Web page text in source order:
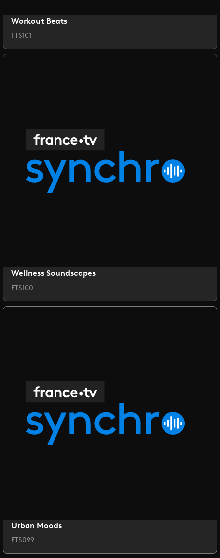
Workout Beats
FTS101
Wellness Soundscapes
FTS100
Urban Moods
FTS099